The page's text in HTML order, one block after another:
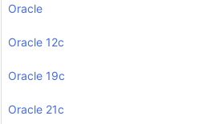
Oracle
Oracle 12c
Oracle 19c
Oracle 21c